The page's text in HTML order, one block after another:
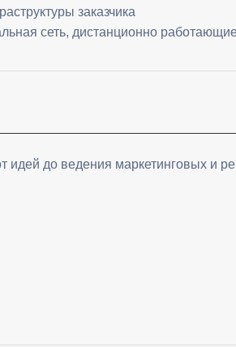
заказчика
сеть, дистанционно
идей до ведения маркетинговых и